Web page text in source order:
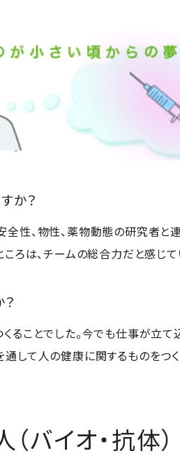
か？
性、物性、薬物動態の研究者と
ろは、チームの総合力だと感じて
ることでした。今でも仕事が立て
して人の健康に関するものをつく
バイオ・抗体）